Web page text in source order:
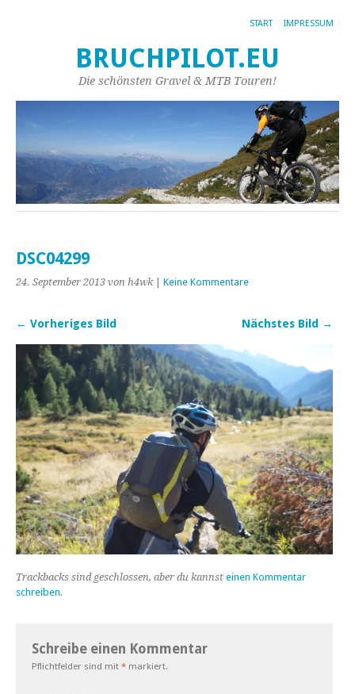
START IMPRESSUM
BRUCHPILOT.EU
Die schönsten Gravel & MTB Touren!
DSC04299
24. September 2013 von h4wk| Keine Kommentare
← Vorheriges Bild Nächstes Bild →
Trackbacks sind geschlossen, aber du kannst einen Kommentar
schreiben.
Schreibe einen Kommentar
Pflichtfelder sind mit * markiert.